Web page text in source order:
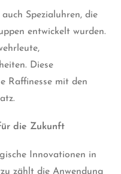
Spezialuhren, die
entwickelt wurden.
Diese
Raffinesse mit den
die Zukunft
Innovationen in
zählt die Anwendung